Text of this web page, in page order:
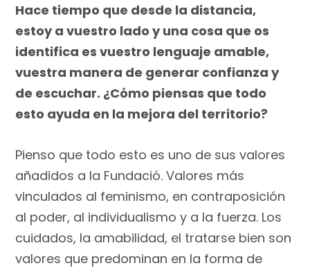
Hace tiempo que desde la distancia,
estoy a vuestro lado y una cosa que os
identifica es vuestro lenguaje amable,
vuestra manera de generar confianza y
de escuchar. ¿Cómo piensas que todo
esto ayuda en la mejora del territorio?
Pienso que todo esto es uno de sus valores
añadidos a la Fundació. Valores más
vinculados al feminismo, en contraposición
al poder, al individualismo y a la fuerza. Los
cuidados, la amabilidad, el tratarse bien son
valores que predominan en la forma de